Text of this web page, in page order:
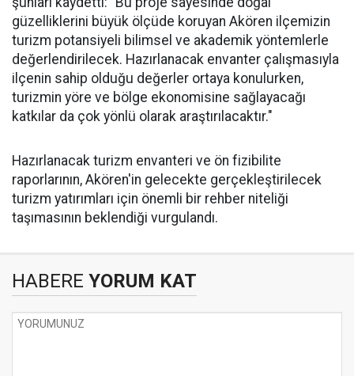
güzelliklerini büyük ölçüde koruyan Akören ilçemizin
turizm potansiyeli bilimsel ve akademik yöntemlerle
değerlendirilecek. Hazırlanacak envanter çalışmasıyla
ilçenin sahip olduğu değerler ortaya konulurken,
turizmin yöre ve bölge ekonomisine sağlayacağı
katkılar da çok yönlü olarak araştırılacaktır."
Hazırlanacak turizm envanteri ve ön fizibilite
raporlarının, Akören'in gelecekte gerçekleştirilecek
turizm yatırımları için önemli bir rehber niteliği
taşımasının beklendiği vurgulandı.
HABERE YORUM KAT